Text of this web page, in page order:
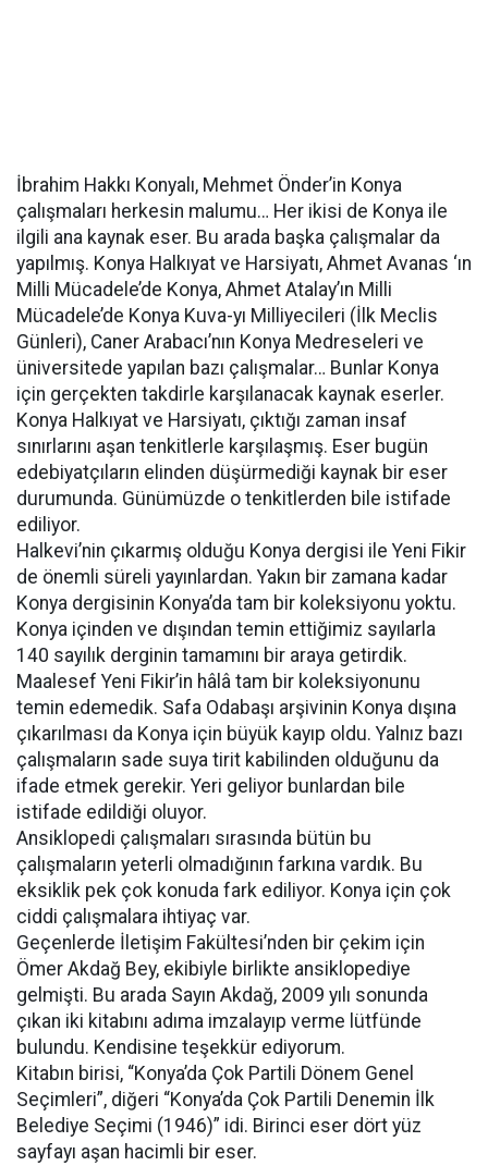
İbrahim Hakkı Konyalı, Mehmet Önder’in Konya
çalışmaları herkesin malumu… Her ikisi de Konya ile
ilgili ana kaynak eser. Bu arada başka çalışmalar da
yapılmış. Konya Halkıyat ve Harsiyatı, Ahmet Avanas ‘ın
Milli Mücadele’de Konya, Ahmet Atalay’ın Milli
Mücadele’de Konya Kuva-yı Milliyecileri (İlk Meclis
Günleri), Caner Arabacı’nın Konya Medreseleri ve
üniversitede yapılan bazı çalışmalar… Bunlar Konya
için gerçekten takdirle karşılanacak kaynak eserler.
Konya Halkıyat ve Harsiyatı, çıktığı zaman insaf
sınırlarını aşan tenkitlerle karşılaşmış. Eser bugün
edebiyatçıların elinden düşürmediği kaynak bir eser
durumunda. Günümüzde o tenkitlerden bile istifade
ediliyor.
Halkevi’nin çıkarmış olduğu Konya dergisi ile Yeni Fikir
de önemli süreli yayınlardan. Yakın bir zamana kadar
Konya dergisinin Konya’da tam bir koleksiyonu yoktu.
Konya içinden ve dışından temin ettiğimiz sayılarla
140 sayılık derginin tamamını bir araya getirdik.
Maalesef Yeni Fikir’in hâlâ tam bir koleksiyonunu
temin edemedik. Safa Odabaşı arşivinin Konya dışına
çıkarılması da Konya için büyük kayıp oldu. Yalnız bazı
çalışmaların sade suya tirit kabilinden olduğunu da
ifade etmek gerekir. Yeri geliyor bunlardan bile
istifade edildiği oluyor.
Ansiklopedi çalışmaları sırasında bütün bu
çalışmaların yeterli olmadığının farkına vardık. Bu
eksiklik pek çok konuda fark ediliyor. Konya için çok
ciddi çalışmalara ihtiyaç var.
Geçenlerde İletişim Fakültesi’nden bir çekim için
Ömer Akdağ Bey, ekibiyle birlikte ansiklopediye
gelmişti. Bu arada Sayın Akdağ, 2009 yılı sonunda
çıkan iki kitabını adıma imzalayıp verme lütfünde
bulundu. Kendisine teşekkür ediyorum.
Kitabın birisi, “Konya’da Çok Partili Dönem Genel
Seçimleri”, diğeri “Konya’da Çok Partili Denemin İlk
Belediye Seçimi (1946)” idi. Birinci eser dört yüz
sayfayı aşan hacimli bir eser.